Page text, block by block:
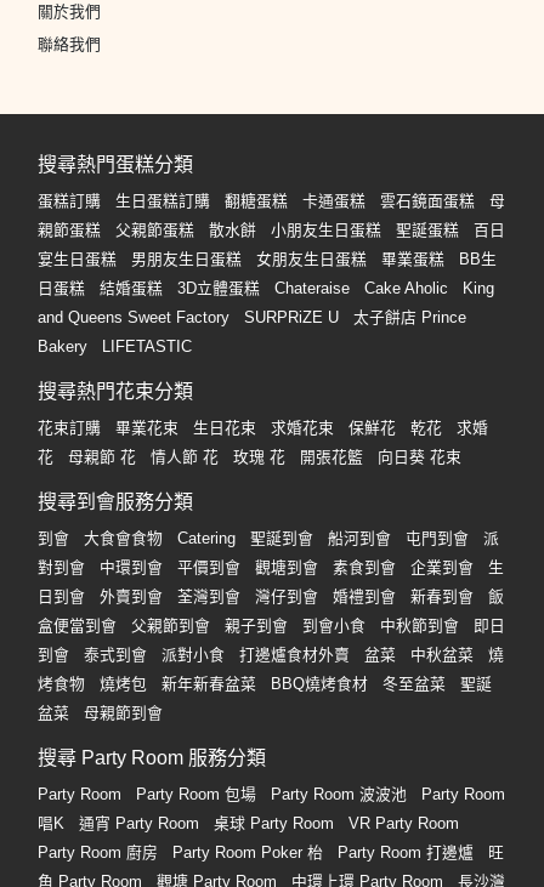
關於我們
聯絡我們
搜尋熱門蛋糕分類
蛋糕訂購 生日蛋糕訂購 翻糖蛋糕 卡通蛋糕 雲石鏡面蛋糕
母
親節蛋糕
父親節蛋糕 散水餅 小朋友生日蛋糕 聖誕蛋糕
百日
宴生日蛋糕
男朋友生日蛋糕 女朋友生日蛋糕 畢業蛋糕
BB生
日蛋糕
結婚蛋糕 3D立體蛋糕 Chateraise Cake Aholic
King
and Queens Sweet Factory
SURPRiZE U
太子餅店 Prince
Bakery
LIFETASTIC
搜尋熱門花束分類
花束訂購 畢業花束 生日花束 求婚花束 保鮮花 乾花
求婚
花
母親節 花 情人節 花 玫瑰 花 開張花籃 向日葵 花束
搜尋到會服務分類
到會 大食會食物 Catering 聖誕到會 船河到會 屯門到會
派
對到會
中環到會 平價到會 觀塘到會 素食到會 企業到會
生
日到會
外賣到會 荃灣到會 灣仔到會 婚禮到會 新春到會
飯
盒便當到會
父親節到會 親子到會 到會小食 中秋節到會
即日
到會
泰式到會 派對小食 打邊爐食材外賣 盆菜 中秋盆菜
燒
烤食物
燒烤包 新年新春盆菜 BBQ燒烤食材 冬至盆菜
聖誕
盆菜
母親節到會
搜尋 Party Room 服務分類
Party Room Party Room 包場 Party Room 波波池
Party Room
唱K
通宵 Party Room 桌球 Party Room
VR Party Room
Party Room 廚房
Party Room Poker 枱 Party Room 打邊爐
旺
角 Party Room
觀塘 Party Room 中環上環 Party Room 長沙灣